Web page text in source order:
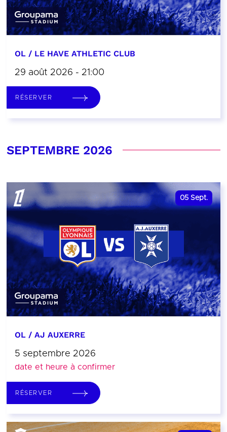
OL / LE HAVE ATHLETIC CLUB
29 août 2026 - 21:00
RÉSERVER
SEPTEMBRE 2026
05 Sept.
OL / AJ AUXERRE
5 septembre 2026
date et heure à confirmer
RÉSERVER